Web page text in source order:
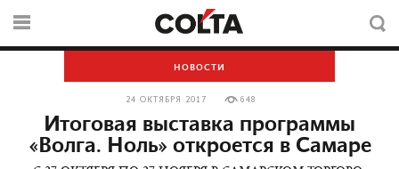
НОВОСТИ
24 ОКТЯБРЯ 2017 648
Итоговая выставка программы
«Волга. Ноль» откроется в Самаре